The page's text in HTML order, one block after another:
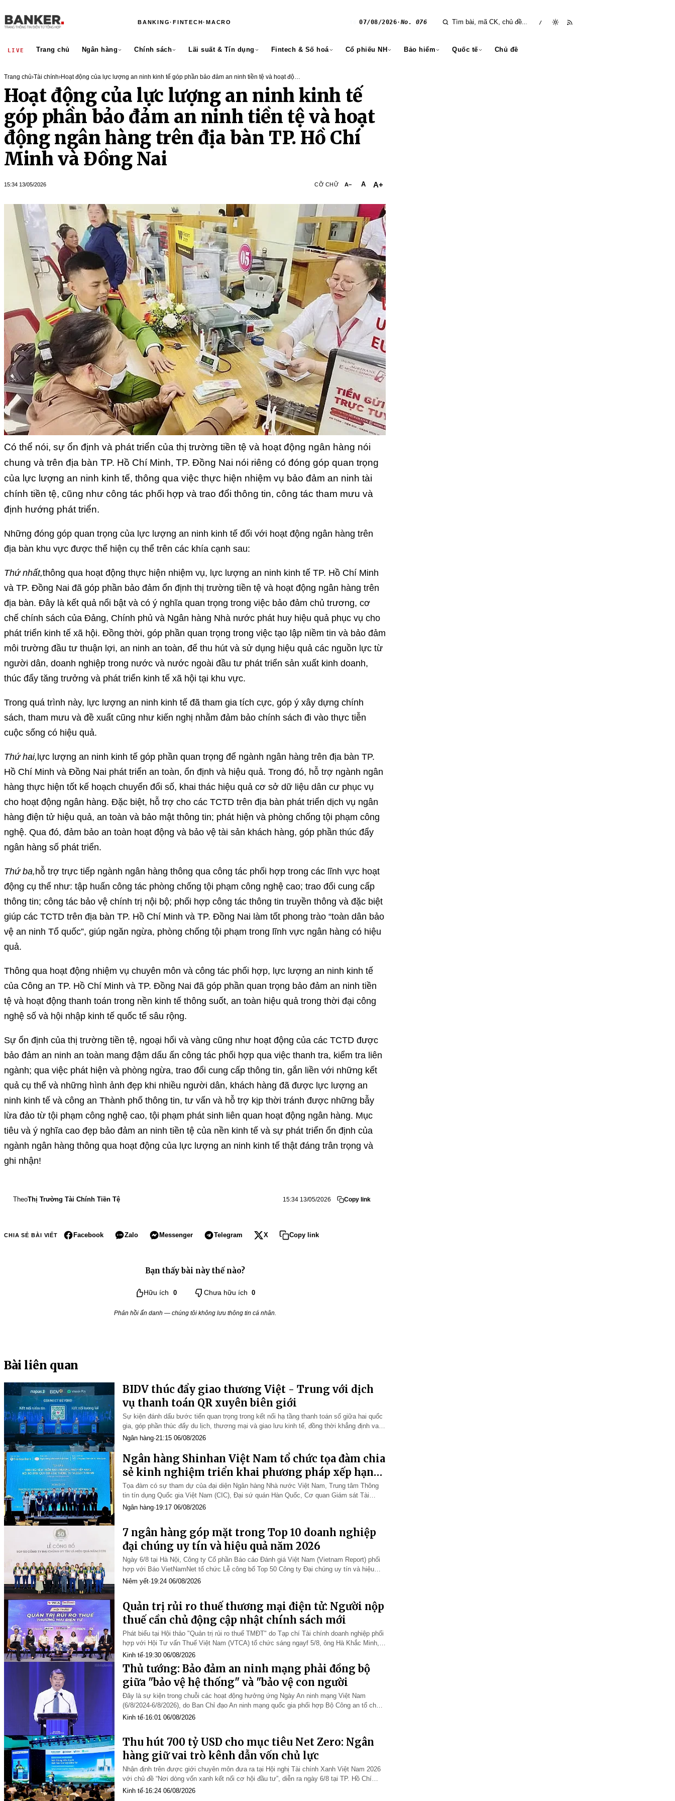
BANKING·FINTECH·MACRO 07/08/2026· No. 076 /
LIVE Trang chủ Ngân hàng Chính sách Lãi suất & Tín dụng Fintech & Số hoá Cổ phiếu NH Bảo hiểm Quốc tế Chủ đề
Trang chủ›Tài chính›Hoạt động của lực lượng an ninh kinh tế góp phần bảo đảm an ninh tiền tệ và hoạt động
ngân hàng trên địa bàn TP. Hồ Chí Minh và Đồng Nai
Hoạt động của lực lượng an ninh kinh tế
góp phần bảo đảm an ninh tiền tệ và hoạt
động ngân hàng trên địa bàn TP. Hồ Chí
Minh và Đồng Nai
15:34 13/05/2026 CỠ CHỮ A− A A+
Có thể nói, sự ổn định và phát triển của thị trường tiền tệ và hoạt động ngân hàng nói
chung và trên địa bàn TP. Hồ Chí Minh, TP. Đồng Nai nói riêng có đóng góp quan trọng
của lực lượng an ninh kinh tế, thông qua việc thực hiện nhiệm vụ bảo đảm an ninh tài
chính tiền tệ, cũng như công tác phối hợp và trao đổi thông tin, công tác tham mưu và
định hướng phát triển.
Những đóng góp quan trọng của lực lượng an ninh kinh tế đối với hoạt động ngân hàng trên
địa bàn khu vực được thể hiện cụ thể trên các khía cạnh sau:
Thứ nhất,thông qua hoạt động thực hiện nhiệm vụ, lực lượng an ninh kinh tế TP. Hồ Chí Minh
và TP. Đồng Nai đã góp phần bảo đảm ổn định thị trường tiền tệ và hoạt động ngân hàng trên
địa bàn. Đây là kết quả nổi bật và có ý nghĩa quan trọng trong việc bảo đảm chủ trương, cơ
chế chính sách của Đảng, Chính phủ và Ngân hàng Nhà nước phát huy hiệu quả phục vụ cho
phát triển kinh tế xã hội. Đồng thời, góp phần quan trọng trong việc tạo lập niềm tin và bảo đảm
môi trường đầu tư thuận lợi, an ninh an toàn, để thu hút và sử dụng hiệu quả các nguồn lực từ
người dân, doanh nghiệp trong nước và nước ngoài đầu tư phát triển sản xuất kinh doanh,
thúc đẩy tăng trưởng và phát triển kinh tế xã hội tại khu vực.
Trong quá trình này, lực lượng an ninh kinh tế đã tham gia tích cực, góp ý xây dựng chính
sách, tham mưu và đề xuất cũng như kiến nghị nhằm đảm bảo chính sách đi vào thực tiễn
cuộc sống có hiệu quả.
Thứ hai, lực lượng an ninh kinh tế góp phần quan trọng để ngành ngân hàng trên địa bàn TP.
Hồ Chí Minh và Đồng Nai phát triển an toàn, ổn định và hiệu quả. Trong đó, hỗ trợ ngành ngân
hàng thực hiện tốt kế hoạch chuyển đổi số, khai thác hiệu quả cơ sở dữ liệu dân cư phục vụ
cho hoạt động ngân hàng. Đặc biệt, hỗ trợ cho các TCTD trên địa bàn phát triển dịch vụ ngân
hàng điện tử hiệu quả, an toàn và bảo mật thông tin; phát hiện và phòng chống tội phạm công
nghệ. Qua đó, đảm bảo an toàn hoạt động và bảo vệ tài sản khách hàng, góp phần thúc đẩy
ngân hàng số phát triển.
Thứ ba, hỗ trợ trực tiếp ngành ngân hàng thông qua công tác phối hợp trong các lĩnh vực hoạt
động cụ thể như: tập huấn công tác phòng chống tội phạm công nghệ cao; trao đổi cung cấp
thông tin; công tác bảo vệ chính trị nội bộ; phối hợp công tác thông tin truyền thông và đặc biệt
giúp các TCTD trên địa bàn TP. Hồ Chí Minh và TP. Đồng Nai làm tốt phong trào “toàn dân bảo
vệ an ninh Tổ quốc”, giúp ngăn ngừa, phòng chống tội phạm trong lĩnh vực ngân hàng có hiệu
quả.
Thông qua hoạt động nhiệm vụ chuyên môn và công tác phối hợp, lực lượng an ninh kinh tế
của Công an TP. Hồ Chí Minh và TP. Đồng Nai đã góp phần quan trọng bảo đảm an ninh tiền
tệ và hoạt động thanh toán trong nền kinh tế thông suốt, an toàn hiệu quả trong thời đại công
nghệ số và hội nhập kinh tế quốc tế sâu rộng.
Sự ổn định của thị trường tiền tệ, ngoại hối và vàng cũng như hoạt động của các TCTD được
bảo đảm an ninh an toàn mang đậm dấu ấn công tác phối hợp qua việc thanh tra, kiểm tra liên
ngành; qua việc phát hiện và phòng ngừa, trao đổi cung cấp thông tin, gắn liền với những kết
quả cụ thể và những hình ảnh đẹp khi nhiều người dân, khách hàng đã được lực lượng an
ninh kinh tế và công an Thành phố thông tin, tư vấn và hỗ trợ kịp thời tránh được những bẫy
lừa đảo từ tội phạm công nghệ cao, tội phạm phát sinh liên quan hoạt động ngân hàng. Mục
tiêu và ý nghĩa cao đẹp bảo đảm an ninh tiền tệ của nền kinh tế và sự phát triển ổn định của
ngành ngân hàng thông qua hoạt động của lực lượng an ninh kinh tế thật đáng trân trọng và
ghi nhận!
TheoThị Trường Tài Chính Tiền Tệ 15:34 13/05/2026 Copy link
CHIA SẺ BÀI VIẾT Facebook Zalo Messenger Telegram X Copy link
Bạn thấy bài này thế nào?
Hữu ích 0 Chưa hữu ích 0
Phản hồi ẩn danh — chúng tôi không lưu thông tin cá nhân.
Bài liên quan
BIDV thúc đẩy giao thương Việt - Trung với dịch
vụ thanh toán QR xuyên biên giới
Sự kiện đánh dấu bước tiến quan trọng trong kết nối hạ tầng thanh toán số giữa hai quốc
gia, góp phần thúc đẩy du lịch, thương mại và giao lưu kinh tế, đồng thời khẳng định vai
trò tiên phong của BIDV trong phát triển hệ…
Ngân hàng·21:15 06/08/2026
Ngân hàng Shinhan Việt Nam tổ chức tọa đàm chia
sẻ kinh nghiệm triển khai phương pháp xếp hạng
nội bộ IRB
Tọa đàm có sự tham dự của đại diện Ngân hàng Nhà nước Việt Nam, Trung tâm Thông
tin tín dụng Quốc gia Việt Nam (CIC), Đại sứ quán Hàn Quốc, Cơ quan Giám sát Tài
chính Hàn Quốc cùng các tổ chức tư vấn và chuyên gia trong…
Ngân hàng·19:17 06/08/2026
7 ngân hàng góp mặt trong Top 10 doanh nghiệp
đại chúng uy tín và hiệu quả năm 2026
Ngày 6/8 tại Hà Nội, Công ty Cổ phần Báo cáo Đánh giá Việt Nam (Vietnam Report) phối
hợp với Báo VietNamNet tổ chức Lễ công bố Top 50 Công ty Đại chúng uy tín và hiệu
quả (VIX50), cùng Top 10 và Top 5 doanh nghiệp uy tín…
Niêm yết·19:24 06/08/2026
Quản trị rủi ro thuế thương mại điện tử: Người nộp
thuế cần chủ động cập nhật chính sách mới
Phát biểu tại Hội thảo "Quản trị rủi ro thuế TMĐT" do Tạp chí Tài chính doanh nghiệp phối
hợp với Hội Tư vấn Thuế Việt Nam (VTCA) tổ chức sáng ngayf 5/8, ông Hà Khắc Minh,
Tổng Biên tập Tạp chí Tài chính doanh nghiệp cho…
Kinh tế·19:30 06/08/2026
Thủ tướng: Bảo đảm an ninh mạng phải đồng bộ
giữa "bảo vệ hệ thống" và "bảo vệ con người
Đây là sự kiện trong chuỗi các hoạt động hưởng ứng Ngày An ninh mạng Việt Nam
(6/8/2024-6/8/2026), do Ban Chỉ đạo An ninh mạng quốc gia phối hợp Bộ Công an tổ chức
với chủ đề xuyên suốt: "Vì một không gian mạng nhân văn…
Kinh tế·16:01 06/08/2026
Thu hút 700 tỷ USD cho mục tiêu Net Zero: Ngân
hàng giữ vai trò kênh dẫn vốn chủ lực
Nhận định trên được giới chuyên môn đưa ra tại Hội nghị Tài chính Xanh Việt Nam 2026
với chủ đề “Nơi dòng vốn xanh kết nối cơ hội đầu tư”, diễn ra ngày 6/8 tại TP. Hồ Chí
Minh.
Kinh tế·16:24 06/08/2026